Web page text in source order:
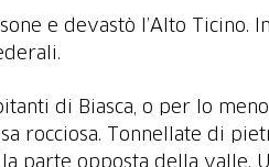
e devastò l’Alto Ticino.
di Biasca, o per lo
rocciosa. Tonnellate di
parte opposta della valle.